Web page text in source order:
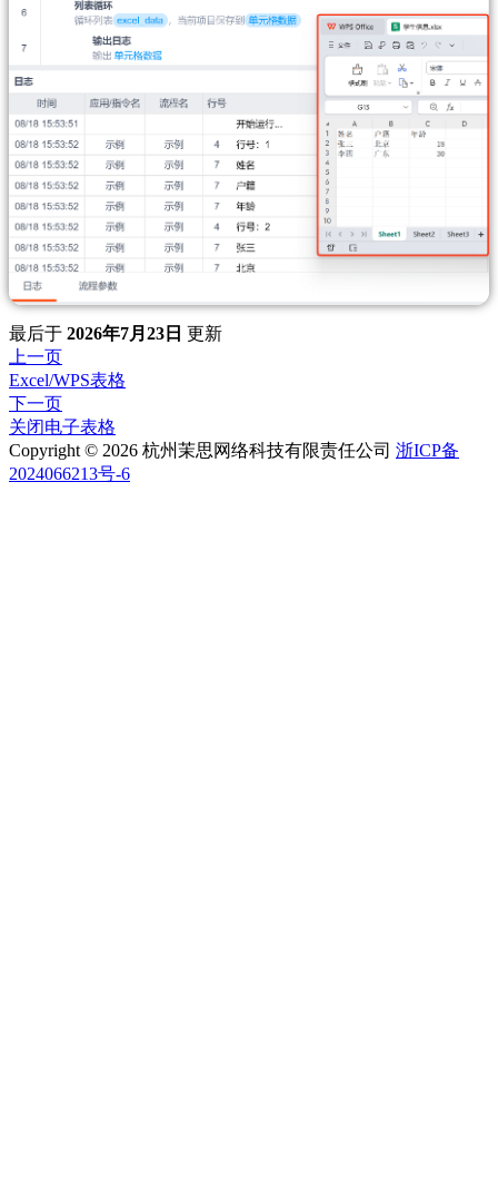
最后于 2026年7月23日 更新
上一页
Excel/WPS表格
下一页
关闭电子表格
Copyright © 2026 杭州茉思网络科技有限责任公司 浙ICP备
2024066213号-6